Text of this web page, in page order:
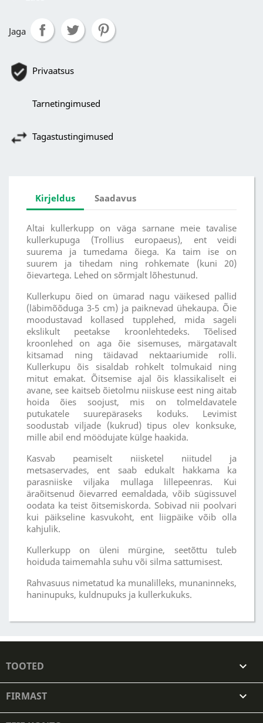
Jaga
Privaatsus
Tarnetingimused
Tagastustingimused
Kirjeldus Saadavus
Altai kullerkupp on väga sarnane meie tavalise
kullerkupuga (Trollius europaeus), ent veidi
suurema ja tumedama õiega. Ka taim ise on
suurem ja tihedam ning rohkemate (kuni 20)
õievartega. Lehed on sõrmjalt lõhestunud.
Kullerkupu õied on ümarad nagu väikesed pallid
(läbimõõduga 3-5 cm) ja paiknevad ühekaupa. Õie
moodustavad kollased tupplehed, mida sageli
ekslikult peetakse kroonlehtedeks. Tõelised
kroonlehed on aga õie sisemuses, märgatavalt
kitsamad ning täidavad nektaariumide rolli.
Kullerkupu õis sisaldab rohkelt tolmukaid ning
mitut emakat. Õitsemise ajal õis klassikaliselt ei
avane, see kaitseb õietolmu niiskuse eest ning aitab
hoida õies soojust, mis on tolmeldavatele
putukatele suurepäraseks koduks. Levimist
soodustab viljade (kukrud) tipus olev konksuke,
mille abil end möödujate külge haakida.
Kasvab peamiselt niisketel niitudel ja
metsaservades, ent saab edukalt hakkama ka
parasniiske viljaka mullaga lillepeenras. Kui
äraõitsenud õievarred eemaldada, võib sügissuvel
oodata ka teist õitsemiskorda. Sobivad nii poolvari
kui päikseline kasvukoht, ent liigpäike võib olla
kahjulik.
Kullerkupp on üleni mürgine, seetõttu tuleb
hoiduda taimemahla suhu või silma sattumisest.
Rahvasuus nimetatud ka munalilleks, munaninneks,
haninupuks, kuldnupuks ja kullerkukuks.
TOOTED 
FIRMAST 